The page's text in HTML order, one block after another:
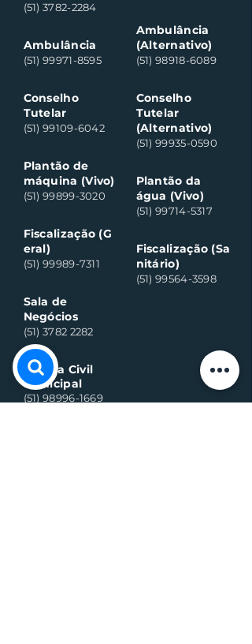
(51) 3782-2284
Ambulância
(51) 99971-8595
Conselho
Tutelar
(51) 99109-6042
Plantão de
máquina (Vivo)
(51) 99899-3020
Fiscalização (G
eral)
(51) 99989-7311
Sala de
Negócios
(51) 3782 2282
Defesa Civil
Municipal
(51) 98996-1669
Ambulância
(Alternativo)
(51) 98918-6089
Conselho
Tutelar
(Alternativo)
(51) 99935-0590
Plantão da
água (Vivo)
(51) 99714-5317
Fiscalização (Sa
nitário)
(51) 99564-3598